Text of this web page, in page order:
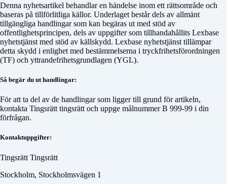
Denna nyhetsartikel behandlar en händelse inom ett rättsområde och
baseras på tillförlitliga källor. Underlaget består dels av allmänt
tillgängliga handlingar som kan begäras ut med stöd av
offentlighetsprincipen, dels av uppgifter som tillhandahållits Lexbase
nyhetstjänst med stöd av källskydd. Lexbase nyhetstjänst tillämpar
detta skydd i enlighet med bestämmelserna i tryckfrihetsförordningen
(TF) och yttrandefrihetsgrundlagen (YGL).
Så begär du ut handlingar:
För att ta del av de handlingar som ligger till grund för artikeln,
kontakta Tingsrätt tingsrätt och uppge målnummerB 999-99 i din
förfrågan.
Kontaktuppgifter:
Tingsrätt Tingsrätt
Stockholm, Stockholmsvägen 1